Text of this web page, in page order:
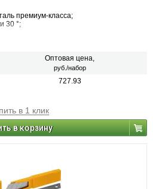
премиум-класса;
30 °;
Оптовая цена,
руб./набор
727.93
в 1 клик
в корзину